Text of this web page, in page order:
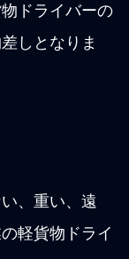
ドライバーの
しとなりま
、重い、遠
軽貨物ドライ